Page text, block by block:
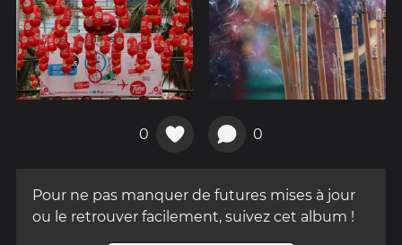
0 0
Pour ne pas manquer de futures mises à jour
ou le retrouver facilement, suivez cet album !